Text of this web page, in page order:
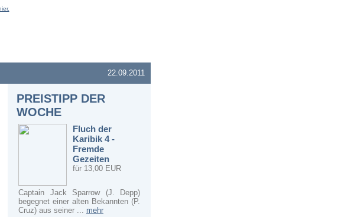
22.09.2011
PREISTIPP DER
WOCHE
Fluch der
Karibik 4 -
Fremde
Gezeiten
für 13,00 EUR
Captain Jack Sparrow (J. Depp)
begegnet einer alten Bekannten (P.
Cruz) aus seiner ... mehr